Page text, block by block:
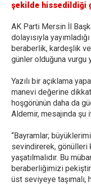
şekilde hissedildiği
AK Parti Mersin İl
dolayısıyla
beraberlik, kardeşlik
günler olduğuna vurgu
Yazılı bir açıklama
manevi değerine
hoşgörünün daha da
Aldemir, mesajında
“Bayramlar;
sevindirerek, gönülleri
yaşatılmalıdır. Bu
beraberliğimizi
üst seviyeye